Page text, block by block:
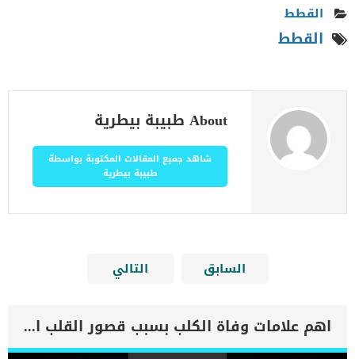
القطط
القطط
About طبيبة بيطرية
شاهد جميع المقالات المكتوبة بواسطة
طبيبة بيطرية
السابق التالي
اهم علامات وفاة الكلب بسبب قصور القلب الاحتقانى